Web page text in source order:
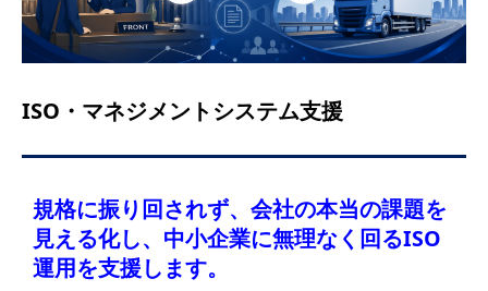
ISO・マネジメントシステム支援
規格に振り回されず、会社の本当の課題を
見える化し、中小企業に無理なく回るISO
運用を支援します。